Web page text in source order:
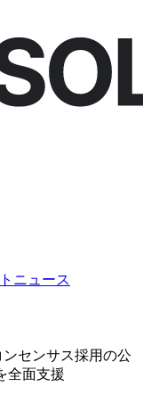
ニュース
ンセンサス採用の公
全面支援